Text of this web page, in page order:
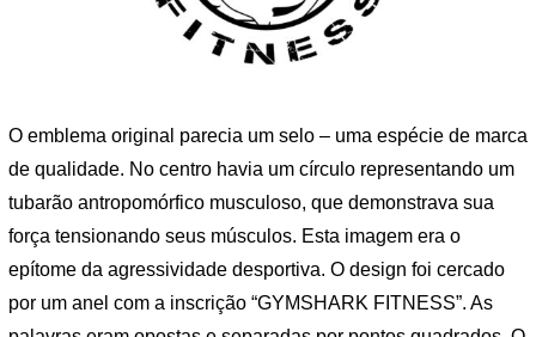
O emblema original parecia um selo – uma espécie de marca
de qualidade. No centro havia um círculo representando um
tubarão antropomórfico musculoso, que demonstrava sua
força tensionando seus músculos. Esta imagem era o
epítome da agressividade desportiva. O design foi cercado
por um anel com a inscrição “GYMSHARK FITNESS”. As